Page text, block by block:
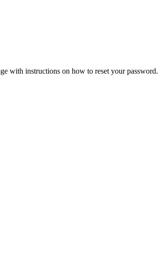
with instructions on how to reset your password.